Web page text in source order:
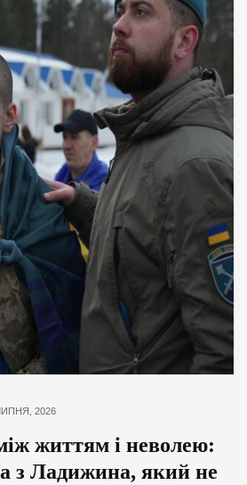
2026
життям і неволею:
з Ладижина, який не